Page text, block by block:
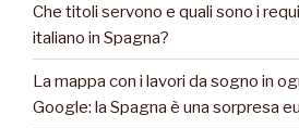
Che titoli servono e quali sono i
italiano in Spagna?
La mappa con i lavori da sogno in
Google: la Spagna è una sorpresa